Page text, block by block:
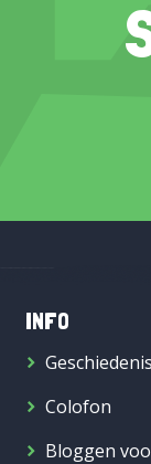
INFO
Geschiedenis
Colofon
Bloggen